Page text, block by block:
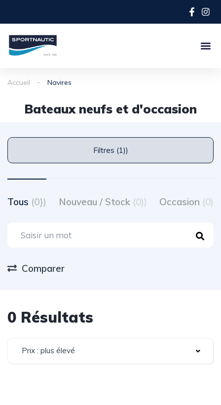
Accueil Navires
Bateaux neufs et d'occasion
Filtres (1))
Tous (0}) Nouveau / Stock (0)) Occasion (0)
Comparer
0 Résultats
Prix : plus élevé